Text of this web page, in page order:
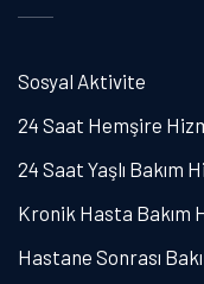
Sosyal Aktivite
24 Saat Hemşire
24 Saat Yaşlı Bakım
Kronik Hasta Bakım
Hastane Sonrası